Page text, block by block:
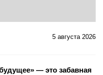
5 августа 2026
— это забавная